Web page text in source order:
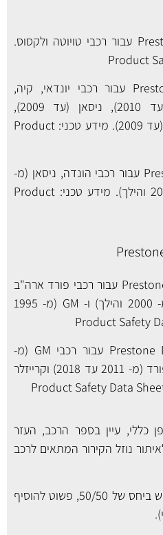
נוזל קירור אדום Prestone Asian עבור רכבי טויוטה ולקסוס.
Product
נוזל קירור ירוק Prestone Asian עבור רכבי יונדאי, קיה,
מאזדה, מיצובישי, סוזוקי (עד 2010), ניסאן (עד 2009),
Product
נוזל קירור כחול Prestone Asian עבור רכבי הונדה, ניסאן (מ-
Product
נוזל קירור כתום Prestone American עבור רכבי פורד ארה"ב
(מ- 2002 והילך), קרייזלר (מ- 2000 והילך) ו- GM (מ- 1995
Product Safety
נוזל קירור כתום Prestone DEX-COOL עבור רכבי GM (מ-
1995 והילך – מאושר GM), פורד (מ- 2011 עד 2018) וקרייזלר
Product Safety Data
כללי, עיין בספר הרכב, העזר
נוזל הקירור המתאים לרכב
כל נוזלי הקירור מוכנים לשימוש ביחס של 50/50, פשוט להוסיף
).